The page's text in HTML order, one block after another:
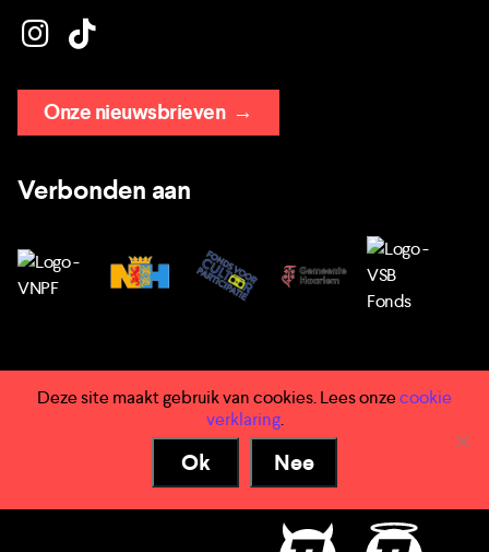
Onze nieuwsbrieven→
Verbonden aan
Deze site maakt gebruik van cookies. Lees onzecookie
verklaring.
Ok Nee